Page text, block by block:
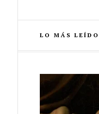
LO MÁS LEÍDO